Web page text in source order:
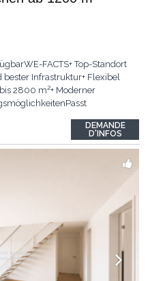
FACTS+ Top-Standort
Infrastruktur+ Flexibel
2800 m²+ Moderner
Sie Ihr individuelles
JETZT anrufen: +41
DEMANDE
D'INFOS